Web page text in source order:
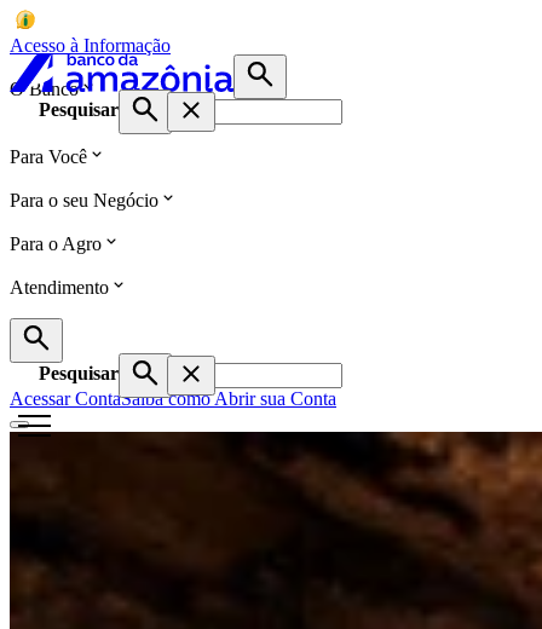
Acesso à Informação
O Banco
Pesquisar
Para Você
Para o seu Negócio
Para o Agro
Atendimento
Pesquisar
Acessar ContaSaiba como Abrir sua Conta